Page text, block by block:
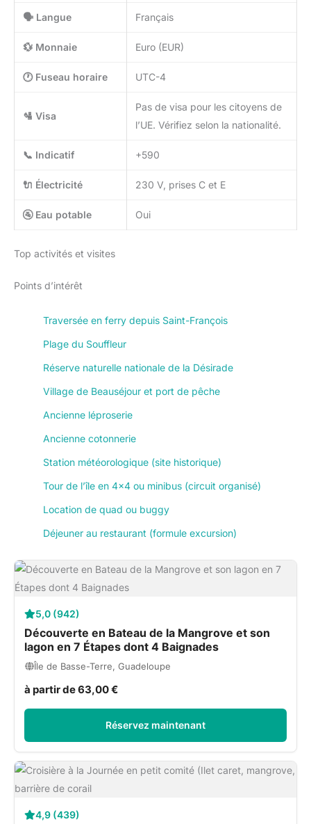
🗣️ Langue Français
💱 Monnaie Euro (EUR)
🕐 Fuseau horaire UTC-4
🛂 Visa
Pas de visa pour les citoyens de
l’UE. Vérifiez selon la nationalité.
📞 Indicatif +590
🔌 Électricité 230 V, prises C et E
🚰 Eau potable Oui
Top activités et visites
Points d’intérêt
Traversée en ferry depuis Saint-François
Plage du Souffleur
Réserve naturelle nationale de la Désirade
Village de Beauséjour et port de pêche
Ancienne léproserie
Ancienne cotonnerie
Station météorologique (site historique)
Tour de l’île en 4×4 ou minibus (circuit organisé)
Location de quad ou buggy
Déjeuner au restaurant (formule excursion)
5,0 (942)
Découverte en Bateau de la Mangrove et son
lagon en 7 Étapes dont 4 Baignades
Île de Basse-Terre, Guadeloupe
à partir de 63,00 €
Réservez maintenant
4,9 (439)